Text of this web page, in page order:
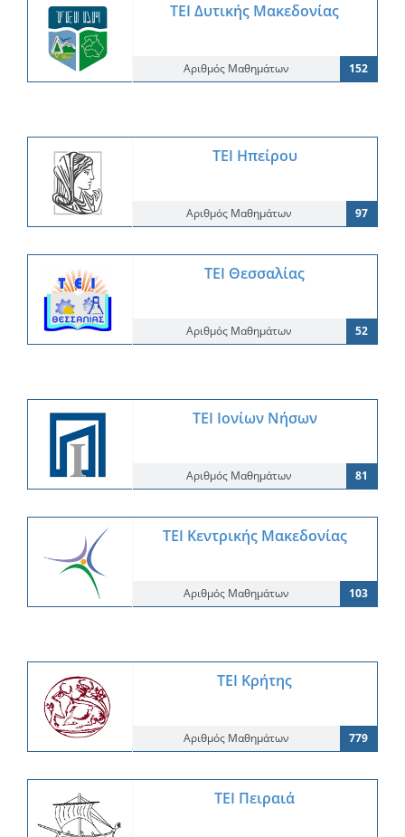
ΤΕΙ Δυτικής Μακεδονίας
Αριθμός Μαθημάτων 152
ΤΕΙ Ηπείρου
Αριθμός Μαθημάτων 97
ΤΕΙ Θεσσαλίας
Αριθμός Μαθημάτων 52
ΤΕΙ Ιονίων Νήσων
Αριθμός Μαθημάτων 81
ΤΕΙ Κεντρικής Μακεδονίας
Αριθμός Μαθημάτων 103
ΤΕΙ Κρήτης
Αριθμός Μαθημάτων 779
ΤΕΙ Πειραιά